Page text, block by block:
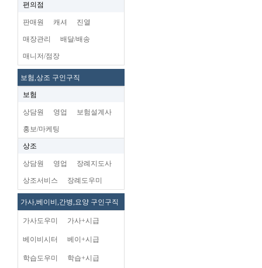
편의점
판매원 캐셔 진열
매장관리 배달/배송
매니저/점장
보험,상조 구인구직
보험
상담원 영업 보험설계사
홍보/마케팅
상조
상담원 영업 장례지도사
상조서비스 장례도우미
가사,베이비,간병,요양 구인구직
가사도우미 가사+시급
베이비시터 베이+시급
학습도우미 학습+시급